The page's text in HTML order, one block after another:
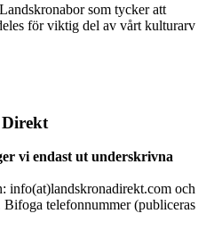
som tycker att
för viktig del av vårt kulturarv
vi endast ut underskrivna
info(at)landskronadirekt.com och
telefonnummer (publiceras